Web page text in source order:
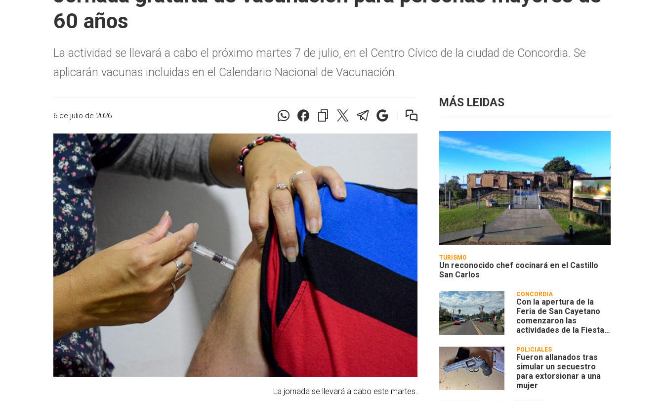
60 años
La actividad se llevará a cabo el próximo martes 7 de julio, en el Centro Cívico de la ciudad de Concordia. Se
aplicarán vacunas incluidas en el Calendario Nacional de Vacunación.
6 de julio de 2026
La jornada se llevará a cabo este martes.
MÁS LEIDAS
TURISMO
Un reconocido chef cocinará en el Castillo
San Carlos
CONCORDIA
Con la apertura de la
Feria de San Cayetano
comenzaron las
actividades de la Fiesta
POLICIALES
Fueron allanados tras
simular un secuestro
para extorsionar a una
mujer